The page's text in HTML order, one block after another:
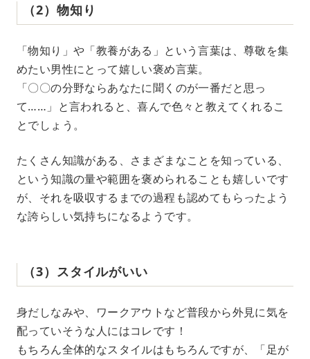
（2）物知り
「物知り」や「教養がある」という言葉は、尊敬を集
めたい男性にとって嬉しい褒め言葉。
「〇〇の分野ならあなたに聞くのが一番だと思っ
て……」と言われると、喜んで色々と教えてくれるこ
とでしょう。
たくさん知識がある、さまざまなことを知っている、
という知識の量や範囲を褒められることも嬉しいです
が、それを吸収するまでの過程も認めてもらったよう
な誇らしい気持ちになるようです。
（3）スタイルがいい
身だしなみや、ワークアウトなど普段から外見に気を
配っていそうな人にはコレです！
もちろん全体的なスタイルはもちろんですが、「足が